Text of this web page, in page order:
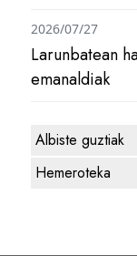
Larunbatean
emanaldiak
2026/07/27
Albiste guztiak
Hemeroteka